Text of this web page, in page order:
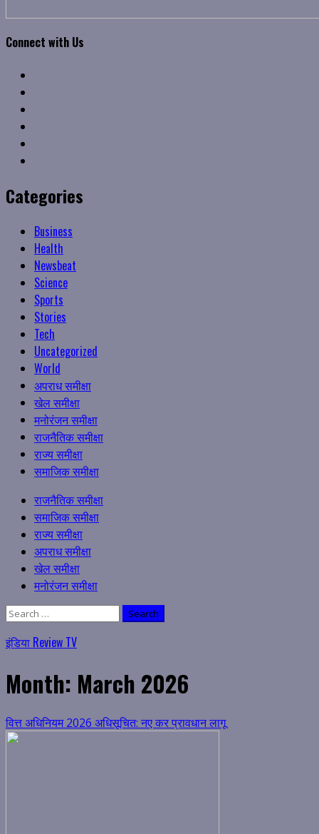
Connect with Us
Categories
Business
Health
Newsbeat
Science
Sports
Stories
Tech
Uncategorized
World
अपराध समीक्षा
खेल समीक्षा
मनोरंजन समीक्षा
राजनैतिक समीक्षा
राज्य समीक्षा
समाजिक समीक्षा
Primary
Menu
राजनैतिक समीक्षा
समाजिक समीक्षा
राज्य समीक्षा
अपराध समीक्षा
खेल समीक्षा
मनोरंजन समीक्षा
Search
इंडिया Review TV
Month: March 2026
वित्त अधिनियम 2026 अधिसूचित: नए कर प्रावधान लागू